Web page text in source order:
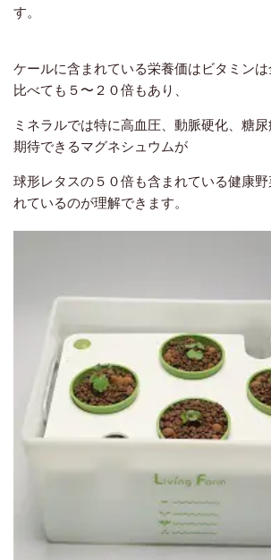
す。
ケールに含まれている栄養価はビタミン
比べても５〜２０倍もあり、
ミネラルでは特に高血圧、動脈硬化、糖
期待できるマグネシュウムが
球形レタスの５０倍も含まれている健康
れているのが理解できます。